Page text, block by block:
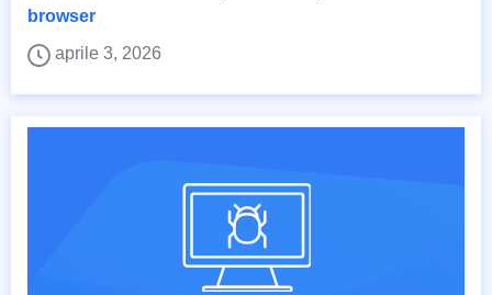
browser
aprile 3, 2026